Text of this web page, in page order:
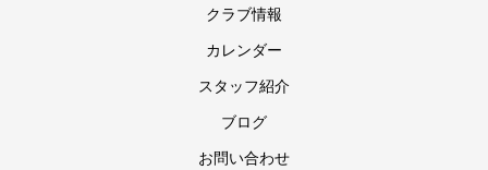
クラブ情報
カレンダー
スタッフ紹介
ブログ
お問い合わせ